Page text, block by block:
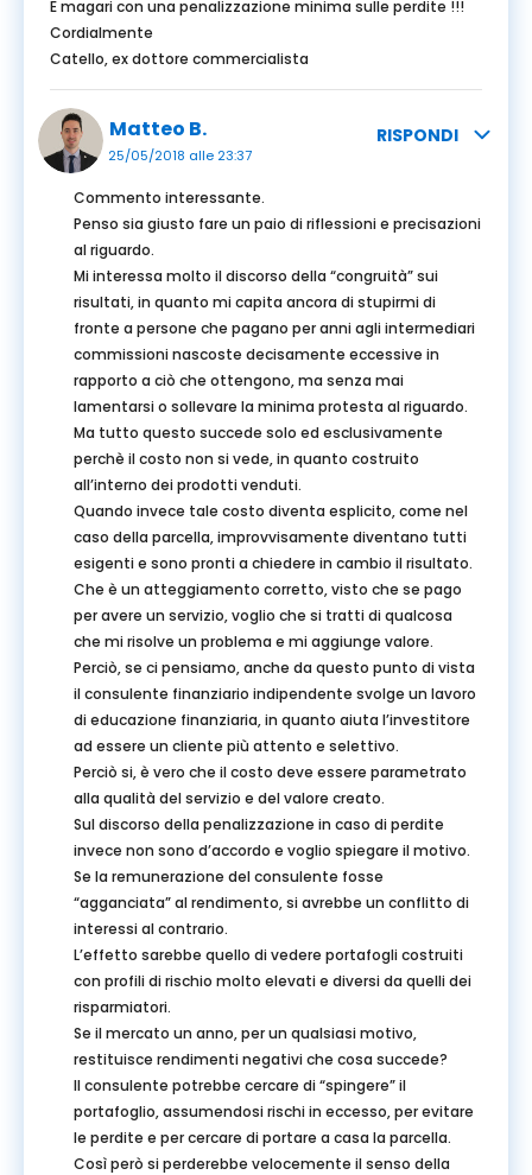
E magari con una penalizzazione minima sulle perdite !!!
Cordialmente
Catello, ex dottore commercialista
Matteo B.
25/05/2018 alle 23:37
RISPONDI
Commento interessante.
Penso sia giusto fare un paio di riflessioni e precisazioni
al riguardo.
Mi interessa molto il discorso della “congruità” sui
risultati, in quanto mi capita ancora di stupirmi di
fronte a persone che pagano per anni agli intermediari
commissioni nascoste decisamente eccessive in
rapporto a ciò che ottengono, ma senza mai
lamentarsi o sollevare la minima protesta al riguardo.
Ma tutto questo succede solo ed esclusivamente
perchè il costo non si vede, in quanto costruito
all’interno dei prodotti venduti.
Quando invece tale costo diventa esplicito, come nel
caso della parcella, improvvisamente diventano tutti
esigenti e sono pronti a chiedere in cambio il risultato.
Che è un atteggiamento corretto, visto che se pago
per avere un servizio, voglio che si tratti di qualcosa
che mi risolve un problema e mi aggiunge valore.
Perciò, se ci pensiamo, anche da questo punto di vista
il consulente finanziario indipendente svolge un lavoro
di educazione finanziaria, in quanto aiuta l’investitore
ad essere un cliente più attento e selettivo.
Perciò si, è vero che il costo deve essere parametrato
alla qualità del servizio e del valore creato.
Sul discorso della penalizzazione in caso di perdite
invece non sono d’accordo e voglio spiegare il motivo.
Se la remunerazione del consulente fosse
“agganciata” al rendimento, si avrebbe un conflitto di
interessi al contrario.
L’effetto sarebbe quello di vedere portafogli costruiti
con profili di rischio molto elevati e diversi da quelli dei
risparmiatori.
Se il mercato un anno, per un qualsiasi motivo,
restituisce rendimenti negativi che cosa succede?
Il consulente potrebbe cercare di “spingere” il
portafoglio, assumendosi rischi in eccesso, per evitare
le perdite e per cercare di portare a casa la parcella.
Così però si perderebbe velocemente il senso della